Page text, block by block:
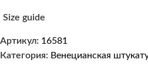
Size guide
Артикул: 16581
Категория: Венецианская